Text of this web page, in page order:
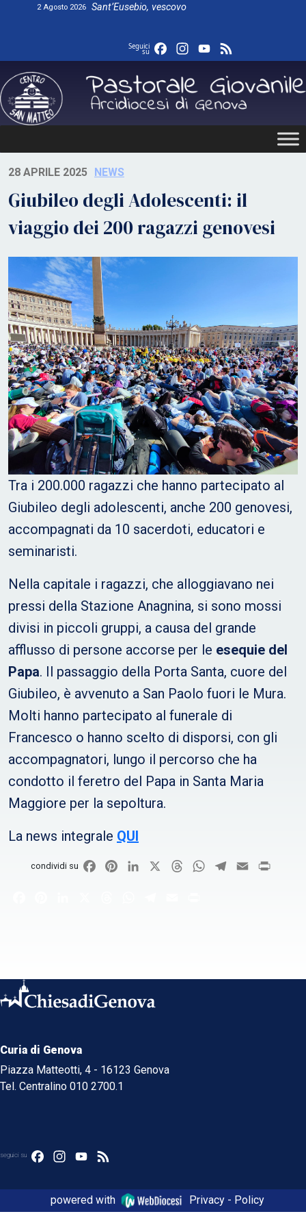
2 Agosto 2026 Sant’Eusebio, vescovo
Seguici
su FacebookInstagram
YouTube
28 APRILE 2025 NEWS
Giubileo degli Adolescenti: il
viaggio dei 200 ragazzi genovesi
Tra i 200.000 ragazzi che hanno partecipato al
Giubileo degli adolescenti, anche 200 genovesi,
accompagnati da 10 sacerdoti, educatori e
seminaristi.
Nella capitale i ragazzi, che alloggiavano nei
pressi della Stazione Anagnina, si sono mossi
divisi in piccoli gruppi, a causa del grande
afflusso di persone accorse per le esequie del
Papa. Il passaggio della Porta Santa, cuore del
Giubileo, è avvenuto a San Paolo fuori le Mura.
Molti hanno partecipato al funerale di
Francesco o hanno scelto di disporsi, con gli
accompagnatori, lungo il percorso che ha
condotto il feretro del Papa in Santa Maria
Maggiore per la sepoltura.
La news integrale QUI
condividi su FacebookPinterestLinkedIn ThreadsWhatsApp
Telegram
Email
Curia di Genova
Piazza Matteotti, 4 - 16123 Genova
Tel. Centralino 010 2700.1
seguici su FacebookInstagram
YouTube
powered with Privacy - Policy